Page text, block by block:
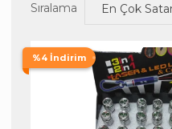
Sıralama
%4 İndirim